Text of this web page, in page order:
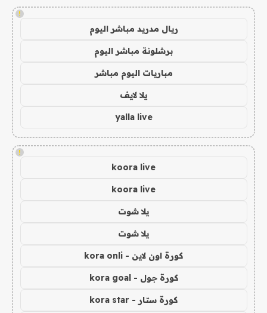
!
ريال مدريد مباشر اليوم
برشلونة مباشر اليوم
مباريات اليوم مباشر
يلا لايف
yalla live
!
koora live
koora live
يلا شوت
يلا شوت
كورة اون لاين - kora onli
كورة جول - kora goal
كورة ستار - kora star